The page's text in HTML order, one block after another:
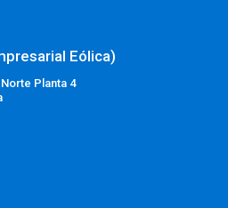
Eólica)
Planta 4